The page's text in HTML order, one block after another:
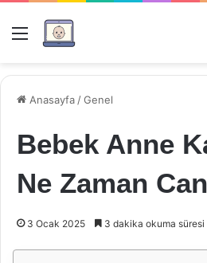
Menü
Anasayfa /Genel
Bebek Anne
Ne Zaman
3 Ocak 2025 3 dakika okuma süresi